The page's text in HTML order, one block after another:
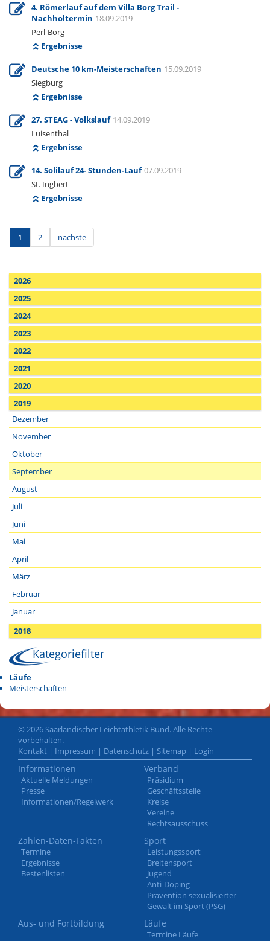
4. Römerlauf auf dem Villa Borg Trail -
Nachholtermin 18.09.2019
Perl-Borg
Ergebnisse
Deutsche 10 km-Meisterschaften 15.09.2019
Siegburg
Ergebnisse
27. STEAG - Volkslauf 14.09.2019
Luisenthal
Ergebnisse
14. Solilauf 24- Stunden-Lauf 07.09.2019
St. Ingbert
Ergebnisse
1 2 nächste
2026
2025
2024
2023
2022
2021
2020
2019
Dezember
November
Oktober
September
August
Juli
Juni
Mai
April
März
Februar
Januar
2018
Kategoriefilter
Läufe
Meisterschaften
© 2026 Saarländischer Leichtathletik Bund. Alle Rechte
vorbehalten.
Kontakt | Impressum | Datenschutz | Sitemap | Login
Informationen
Aktuelle Meldungen
Presse
Informationen/Regelwerk
Verband
Präsidium
Geschäftsstelle
Kreise
Vereine
Rechtsausschuss
Zahlen-Daten-Fakten
Termine
Ergebnisse
Bestenlisten
Sport
Leistungssport
Breitensport
Jugend
Anti-Doping
Prävention sexualisierter
Gewalt im Sport (PSG)
Aus- und Fortbildung Läufe
Termine Läufe